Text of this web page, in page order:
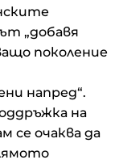
„добавя
поколение
напред“.
на
се очаква да